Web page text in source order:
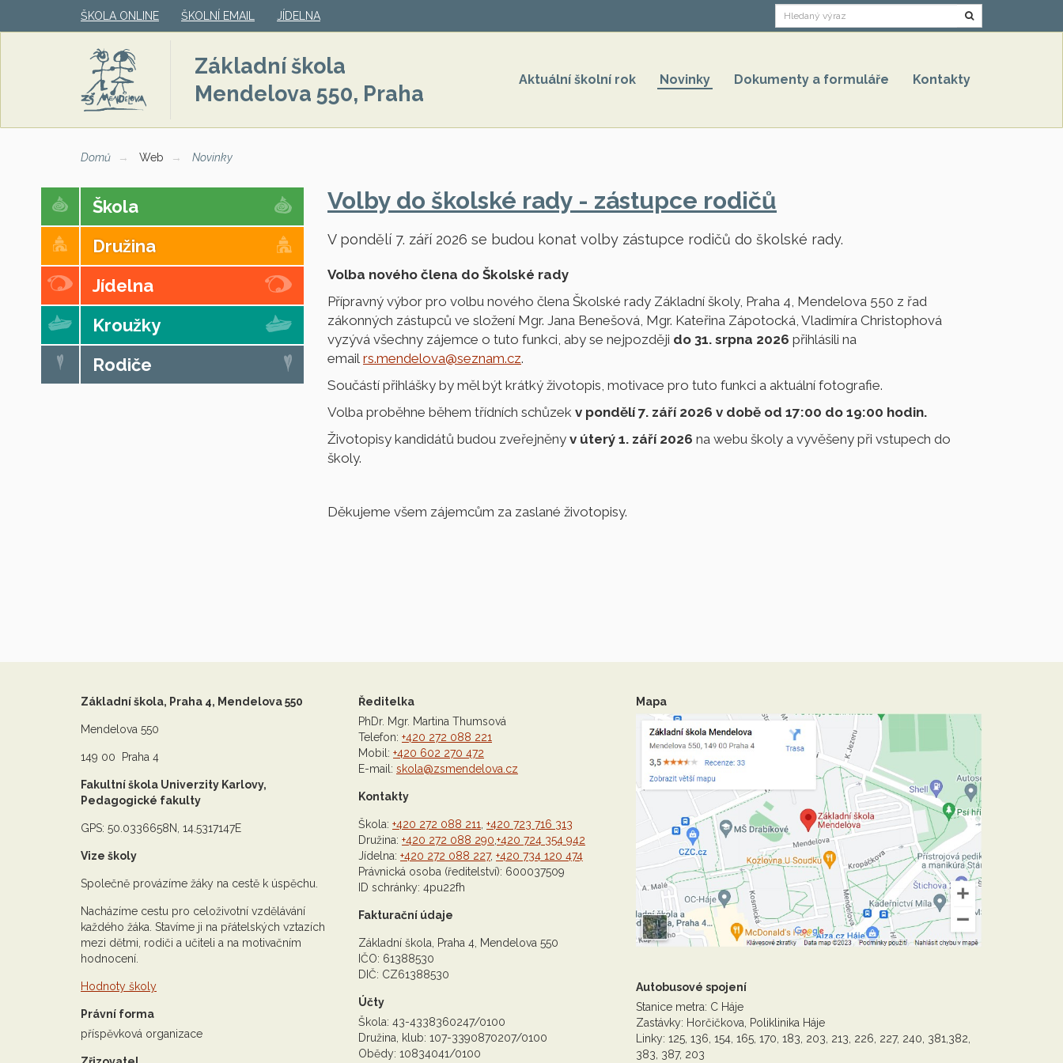
ŠKOLA ONLINE ŠKOLNÍ EMAIL JÍDELNA Hledat
Základní škola
Mendelova 550, Praha
Aktuální školní rok Novinky Dokumenty a formuláře Kontakty
Domů Web Novinky
Škola
Družina
Jídelna
Kroužky
Rodiče
Volby do školské rady - zástupce rodičů
V pondělí 7. září 2026 se budou konat volby zástupce rodičů do školské rady.
Volba nového člena do Školské rady
Přípravný výbor pro volbu nového člena Školské rady Základní školy, Praha 4, Mendelova 550 z řad
zákonných zástupců ve složení Mgr. Jana Benešová, Mgr. Kateřina Zápotocká, Vladimíra Christophová
vyzývá všechny zájemce o tuto funkci, aby se nejpozději do 31. srpna 2026 přihlásili na
email rs.mendelova@seznam.cz.
Součástí přihlášky by měl být krátký životopis, motivace pro tuto funkci a aktuální fotografie.
Volba proběhne během třídních schůzek v pondělí 7. září 2026 v době od 17:00 do 19:00 hodin.
Životopisy kandidátů budou zveřejněny v úterý 1. září 2026 na webu školy a vyvěšeny při vstupech do
školy.
Děkujeme všem zájemcům za zaslané životopisy.
Základní škola, Praha 4, Mendelova 550
Mendelova 550
149 00 Praha 4
Fakultní škola Univerzity Karlovy,
Pedagogické fakulty
GPS: 50.0336658N, 14.5317147E
Vize školy
Společně provázíme žáky na cestě k úspěchu.
Nacházíme cestu pro celoživotní vzdělávání
každého žáka. Stavíme ji na přátelských vztazích
mezi dětmi, rodiči a učiteli a na motivačním
hodnocení.
Hodnoty školy
Právní forma
příspěvková organizace
Ředitelka
PhDr. Mgr. Martina Thumsová
Telefon: +420 272 088 221
Mobil: +420 602 270 472
E-mail: skola@zsmendelova.cz
Kontakty
Škola: +420 272 088 211 +420 723 716 313
Družina: +420 272 088 290 +420 724 354 942
Jídelna: +420 272 088 227, +420 734 120 474
Právnická osoba (ředitelství): 600037509
ID schránky: 4pu22fh
Fakturační údaje
Základní škola, Praha 4, Mendelova 550
IČO: 61388530
DIČ: CZ61388530
Účty
Škola: 43-4338360247/0100
Družina, klub: 107-3390870207/0100
Obědy: 10834041/0100
Mapa
Autobusové spojení
Stanice metra: C Háje
Zastávky: Horčičkova, Poliklinika Háje
Linky: 125, 136, 154, 165, 170, 183, 203, 213, 226, 227, 240, 381,382,
383, 387, 203